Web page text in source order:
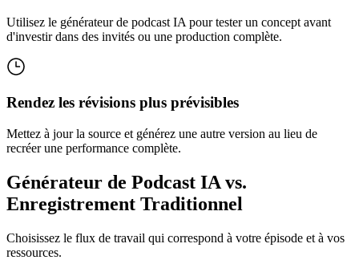
Utilisez le générateur de podcast IA pour tester un concept avant
d'investir dans des invités ou une production complète.
Rendez les révisions plus prévisibles
Mettez à jour la source et générez une autre version au lieu de
recréer une performance complète.
Générateur de Podcast IA vs.
Enregistrement Traditionnel
Choisissez le flux de travail qui correspond à votre épisode et à vos
ressources.